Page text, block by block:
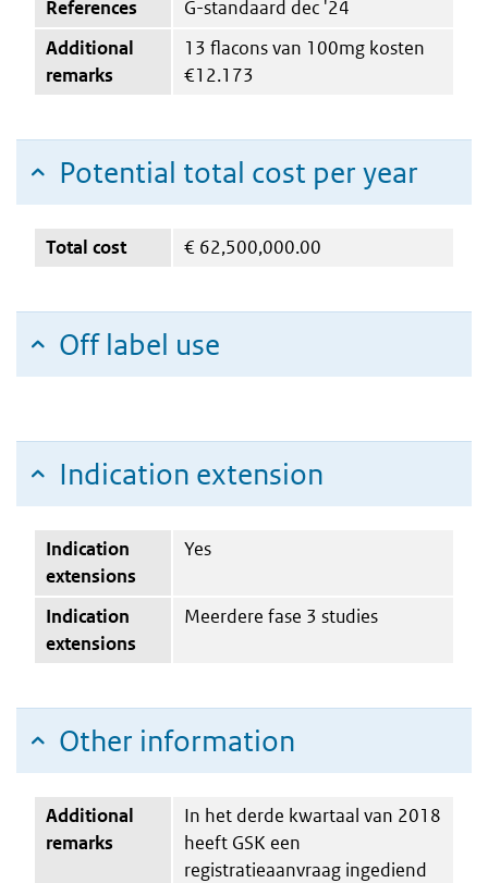
References
G-standaard dec '24
Additional
remarks
13 flacons van 100mg kosten
€12.173
Potential total cost per year
Total cost € 62,500,000.00
Off label use
Indication extension
Indication
extensions
Yes
Indication
extensions
Meerdere fase 3 studies
Other information
Additional
remarks
In het derde kwartaal van 2018
heeft GSK een
registratieaanvraag ingediend